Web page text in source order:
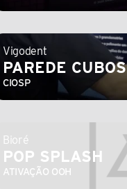
Vigodent
PAREDE CUBOS
CIOSP
Bioré
POP SPLASH
ATIVAÇÃO OOH